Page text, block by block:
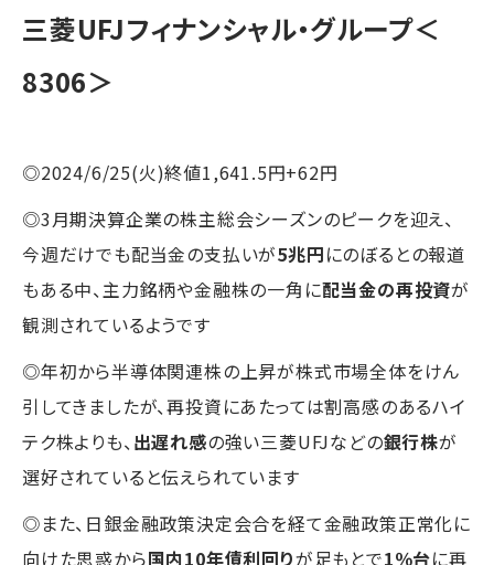
三菱UFJフィナンシャル・グループ＜
8306＞
◎2024/6/25(火)終値1,641.5円+62円
◎3月期決算企業の株主総会シーズンのピークを迎え、
今週だけでも配当金の支払いが5兆円にのぼるとの報道
もある中、主力銘柄や金融株の一角に配当金の再投資が
観測されているようです
◎年初から半導体関連株の上昇が株式市場全体をけん
引してきましたが、再投資にあたっては割高感のあるハイ
テク株よりも、 出遅れ感の強い三菱UFJなどの銀行株が
選好されていると伝えられています
◎また、日銀金融政策決定会合を経て金融政策正常化に
向けた思惑から国内10年債利回りが足もとで1％台に再